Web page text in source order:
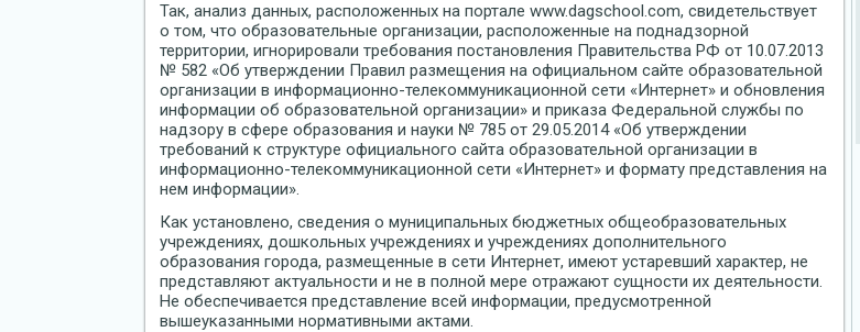
Так, анализ данных, расположенных на портале www.dagschool.com, свидетельствует
о том, что образовательные организации, расположенные на поднадзорной
территории, игнорировали требования постановления Правительства РФ от 10.07.2013
№ 582 «Об утверждении Правил размещения на официальном сайте образовательной
организации в информационно-телекоммуникационной сети «Интернет» и обновления
информации об образовательной организации» и приказа Федеральной службы по
надзору в сфере образования и науки № 785 от 29.05.2014 «Об утверждении
требований к структуре официального сайта образовательной организации в
информационно-телекоммуникационной сети «Интернет» и формату представления на
нем информации».
Как установлено, сведения о муниципальных бюджетных общеобразовательных
учреждениях, дошкольных учреждениях и учреждениях дополнительного
образования города, размещенные в сети Интернет, имеют устаревший характер, не
представляют актуальности и не в полной мере отражают сущности их деятельности.
Не обеспечивается представление всей информации, предусмотренной
вышеуказанными нормативными актами.